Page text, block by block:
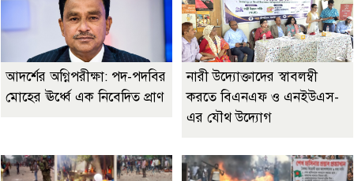
আদর্শের অগ্নিপরীক্ষা: পদ-পদবির
মোহের ঊর্ধ্বে এক নিবেদিত প্রাণ
নারী উদ্যোক্তাদের স্বাবলম্বী
করতে বিএনএফ ও এনইউএস-
এর যৌথ উদ্যোগ